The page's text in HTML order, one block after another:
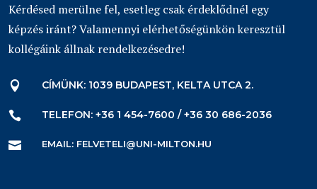
Kérdésed merülne fel, esetleg csak érdeklődnél egy
képzés iránt? Valamennyi elérhetőségünkön keresztül
kollégáink állnak rendelkezésedre!
 CÍMÜNK: 1039 BUDAPEST, KELTA UTCA 2.
 TELEFON: +36 1 454-7600 / +36 30 686-2036
 EMAIL: FELVETELI@UNI-MILTON.HU